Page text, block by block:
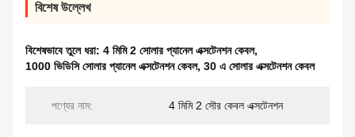
বিশেষ উল্লেখ
বিশেষভাবে তুলে ধরা: 4 মিমি 2 সোলার প্যানেল এক্সটেনশন কেবল,
1000 ভিডিসি সোলার প্যানেল এক্সটেনশন কেবল, 30 এ সোলার এক্সটেনশন কেবল
পণ্যের নাম: 4 মিমি 2 সৌর কেবল এক্সটেনশন